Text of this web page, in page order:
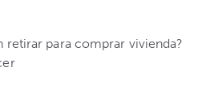
retirar para comprar vivienda?